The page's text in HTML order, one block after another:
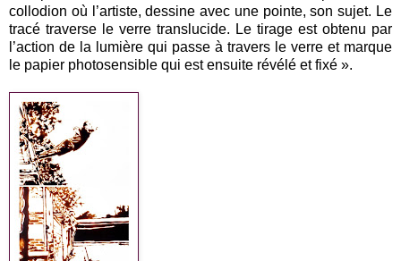
collodion où l’artiste, dessine avec une pointe, son sujet. Le
tracé traverse le verre translucide. Le tirage est obtenu par
l’action de la lumière qui passe à travers le verre et marque
le papier photosensible qui est ensuite révélé et fixé ».